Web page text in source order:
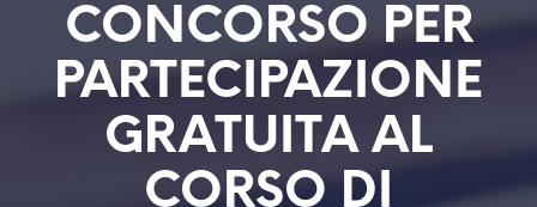
CONCORSO PER
PARTECIPAZIONE
GRATUITA AL
CORSO DI